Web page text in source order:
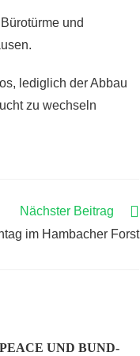
und
lediglich der Abbau
zu wechseln
Nächster Beitrag
im Hambacher Forst
UND BUND-